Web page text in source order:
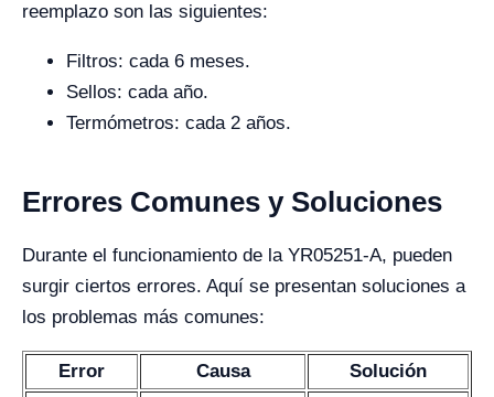
reemplazo son las siguientes:
Filtros: cada 6 meses.
Sellos: cada año.
Termómetros: cada 2 años.
Errores Comunes y Soluciones
Durante el funcionamiento de la YR05251-A, pueden
surgir ciertos errores. Aquí se presentan soluciones a
los problemas más comunes:
Error Causa Solución